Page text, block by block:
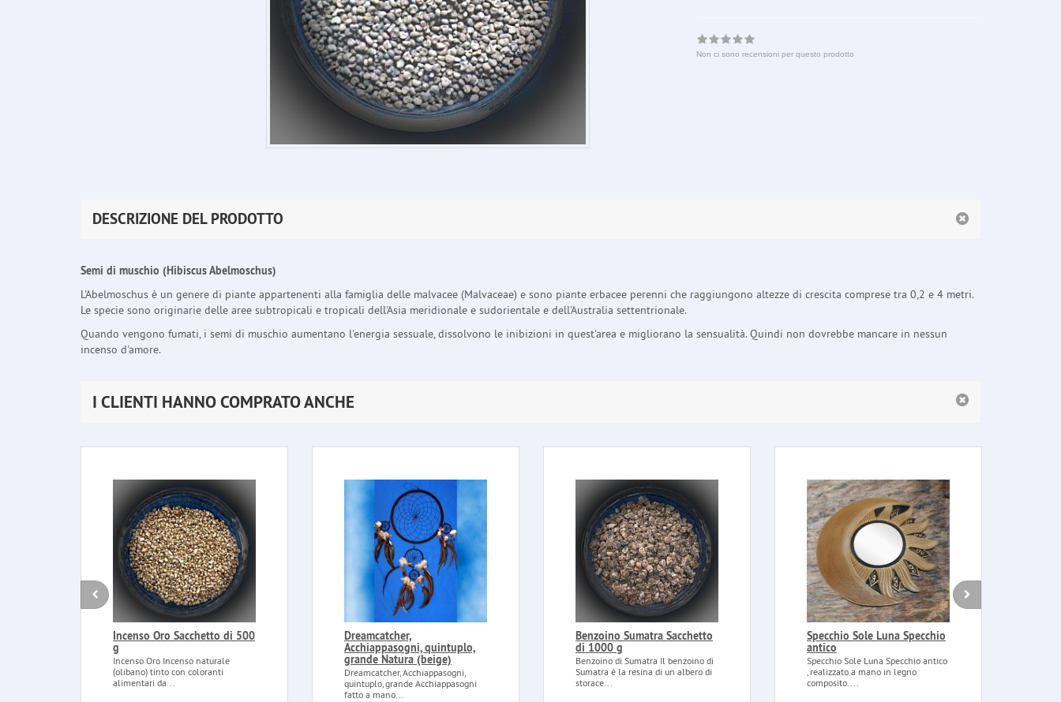
Non ci sono recensioni per questo prodotto
DESCRIZIONE DEL PRODOTTO
Semi di muschio (Hibiscus Abelmoschus)
L'Abelmoschus è un genere di piante appartenenti alla famiglia delle malvacee (Malvaceae) e sono piante erbacee perenni che raggiungono altezze di crescita comprese tra 0,2 e 4 metri.
Le specie sono originarie delle aree subtropicali e tropicali dell'Asia meridionale e sudorientale e dell'Australia settentrionale.
Quando vengono fumati, i semi di muschio aumentano l'energia sessuale, dissolvono le inibizioni in quest'area e migliorano la sensualità. Quindi non dovrebbe mancare in nessun
incenso d'amore.
I CLIENTI HANNO COMPRATO ANCHE
Incenso Oro Sacchetto di 500
g
Incenso Oro Incenso naturale
(olibano) tinto con coloranti
alimentari da...
Dreamcatcher,
Acchiappasogni, quintuplo,
grande Natura (beige)
Dreamcatcher, Acchiappasogni,
quintuplo, grande Acchiappasogni
fatto a mano...
Benzoino Sumatra Sacchetto
di 1000 g
Benzoino di Sumatra Il benzoino di
Sumatra è la resina di un albero di
storace...
Specchio Sole Luna Specchio
antico
Specchio Sole Luna Specchio antico
, realizzato a mano in legno
composito....